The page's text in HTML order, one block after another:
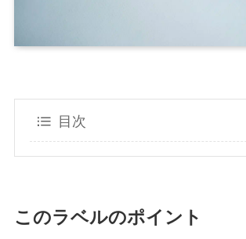
目次
このラベルのポイント